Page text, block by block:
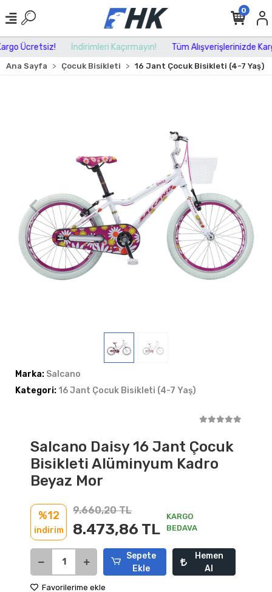
Ücretsiz! İndirimleri Kaçırmayın! Tüm Alışverişlerinizde
0
Ana Sayfa Çocuk Bisikleti 16 Jant Çocuk Bisikleti (4-7 Yaş)
Marka: Salcano
Kategori: 16 Jant Çocuk Bisikleti (4-7 Yaş)
Salcano Daisy 16 Jant Çocuk
Bisikleti Alüminyum Kadro
Beyaz Mor
%12
indirim
9.660,20 TL
8.473,86 TL
KARGO
BEDAVA
Sepete
Ekle
Hemen
Al
Favorilerime ekle